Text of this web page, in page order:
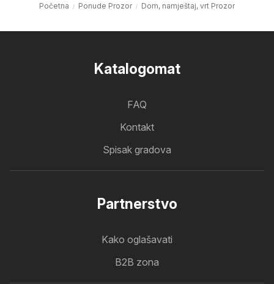
Početna Ponude Prozor Dom, namještaj, vrt Prozor
Katalogomat
FAQ
Kontakt
Spisak gradova
Partnerstvo
Kako oglašavati
B2B zona